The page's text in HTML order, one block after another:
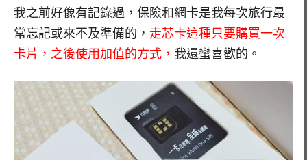
我之前好像有記錄過，保險和網卡是我每次旅行最
常忘記或來不及準備的， 走芯卡這種只要購買一次
卡片，之後使用加值的方式， 我還蠻喜歡的。